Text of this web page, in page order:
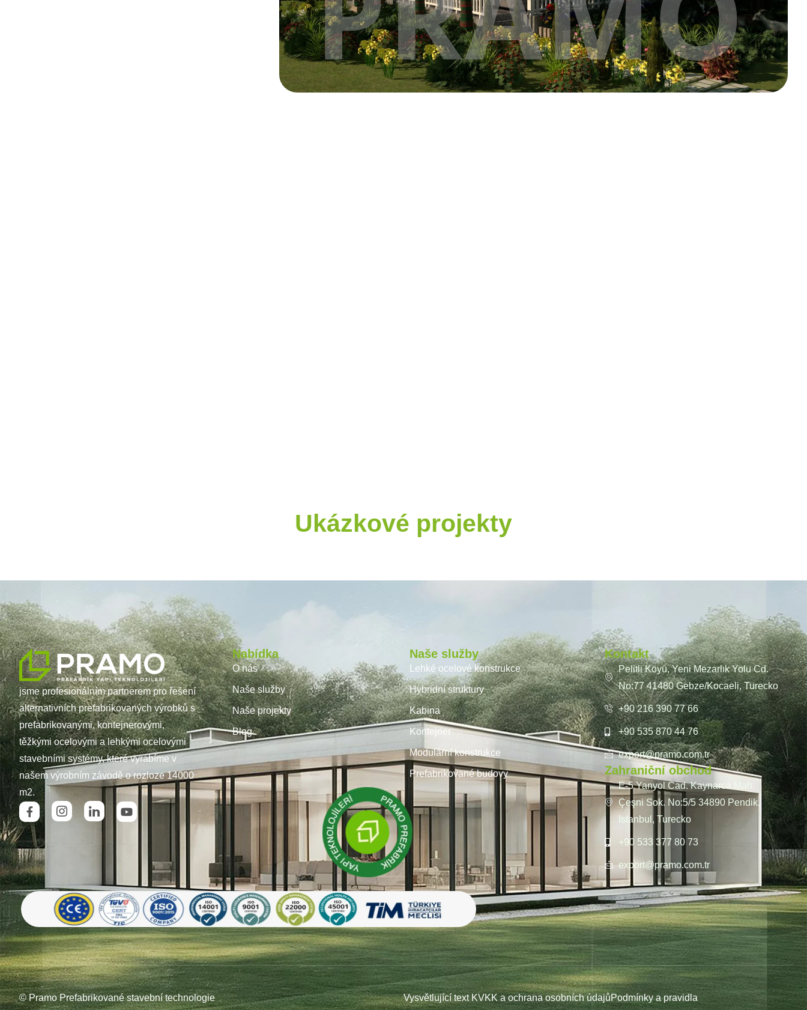
Ukázkové projekty
jsme profesionálním partnerem pro řešení
alternativních prefabrikovaných výrobků s
prefabrikovanými, kontejnerovými,
těžkými ocelovými a lehkými ocelovými
stavebními systémy, které vyrábíme v
našem výrobním závodě o rozloze 14000
m2.
Nabídka
O nás
Naše služby
Naše projekty
Blog
Naše služby
Lehké ocelové konstrukce
Hybridní struktury
Kabina
Kontejner
Modulární konstrukce
Prefabrikované budovy
Kontakt
Pelitli Köyü, Yeni Mezarlık Yolu Cd.
No:77 41480 Gebze/Kocaeli, Turecko
+90 216 390 77 66
+90 535 870 44 76
export@pramo.com.tr
Zahraniční obchod
E-5 Yanyol Cad. Kaynarca Mah.
Çeşni Sok. No:5/5 34890 Pendik,
Istanbul, Turecko
+90 533 377 80 73
export@pramo.com.tr
© Pramo Prefabrikované stavební technologie Vysvětlující text KVKK a ochrana osobních údajůPodmínky a pravidla